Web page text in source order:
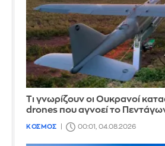
Τι γνωρίζουν οι Ουκρανοί
drones που αγνοεί το
ΚΟΣΜΟΣ 00:01, 04.08.2026